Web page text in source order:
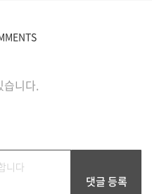
습니다.